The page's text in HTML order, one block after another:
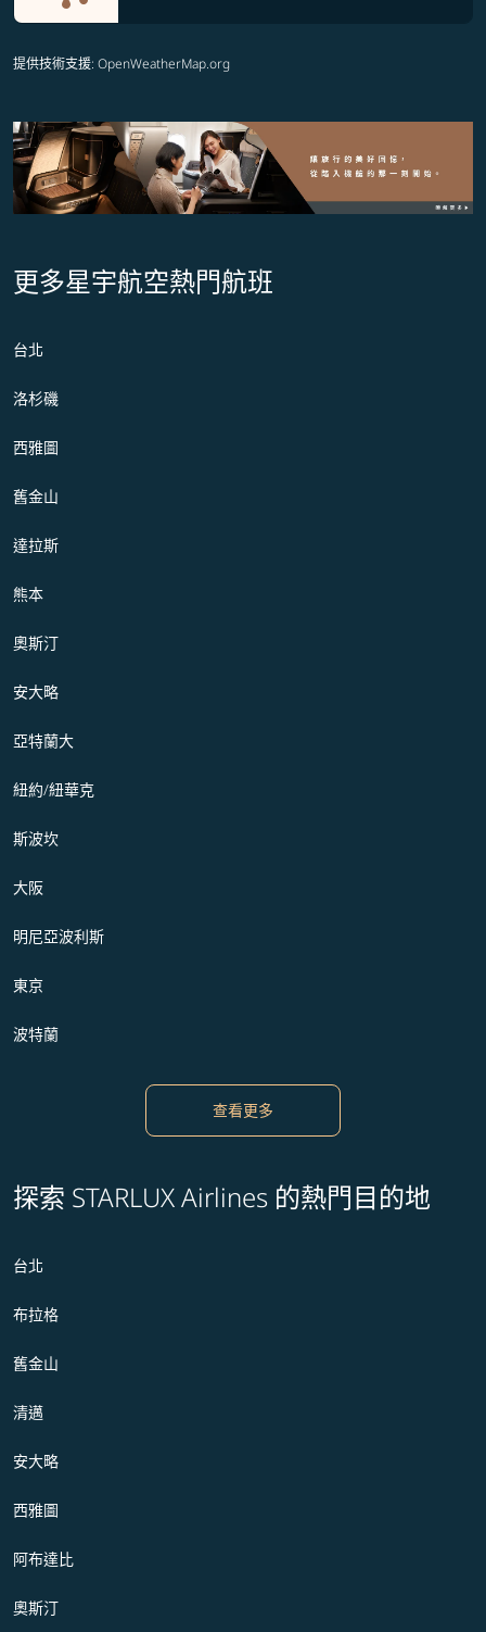
提供技術支援: OpenWeatherMap.org
更多星宇航空熱門航班
台北
洛杉磯
西雅圖
舊金山
達拉斯
熊本
奧斯汀
安大略
亞特蘭大
紐約/紐華克
斯波坎
大阪
明尼亞波利斯
東京
波特蘭
查看更多
探索 STARLUX Airlines 的熱門目的地
台北
布拉格
舊金山
清邁
安大略
西雅圖
阿布達比
奧斯汀